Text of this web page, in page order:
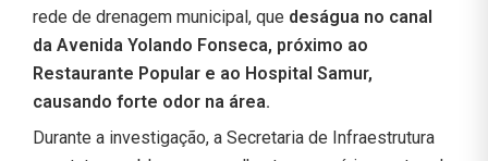
rede de drenagem municipal, que deságua no canal
da Avenida Yolando Fonseca, próximo ao
Restaurante Popular e ao Hospital Samur,
causando forte odor na área.
Durante a investigação, a Secretaria de Infraestrutura